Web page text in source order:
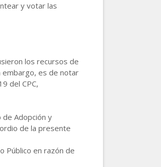
y votar las
los recursos de
embargo, es de notar
del CPC,
de Adopción y
de la presente
Público en razón de